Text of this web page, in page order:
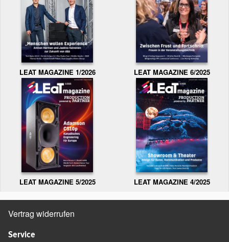
LEAT MAGAZINE 1/2026 LEAT MAGAZINE 6/2025
LEAT MAGAZINE 5/2025 LEAT MAGAZINE 4/2025
Vertrag widerrufen
Service